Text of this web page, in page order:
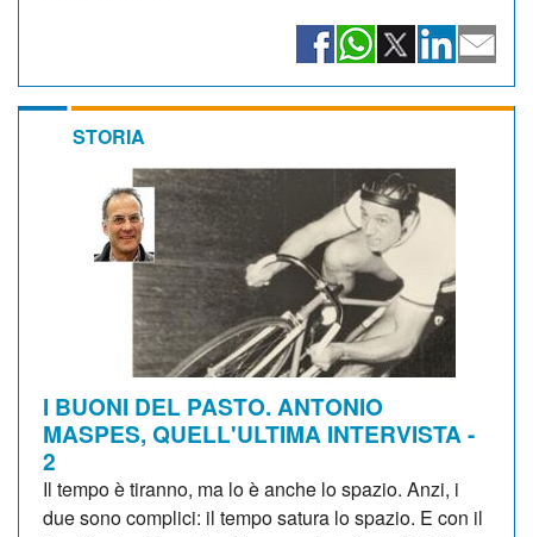
STORIA
I BUONI DEL PASTO. ANTONIO
MASPES, QUELL'ULTIMA INTERVISTA -
2
Il tempo è tiranno, ma lo è anche lo spazio. Anzi, i
due sono complici: il tempo satura lo spazio. E con il